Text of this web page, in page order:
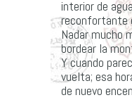
interior de
reconfortante
Nadar mucho
bordear la
Y cuando
vuelta; esa
de nuevo